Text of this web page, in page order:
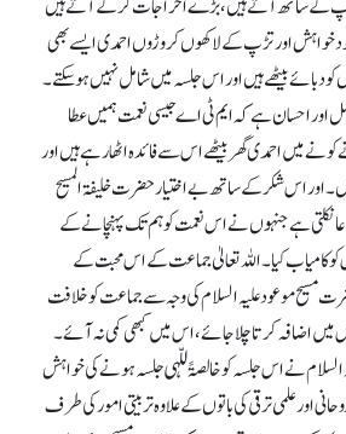
کے ساتھ آتے ہیں ، بڑے اخراجات کر کے آتے ہیں
خواہش اور تڑپ کے لاکھوں کروڑوں احمدی ایسے بھی
کو دبائے بیٹھے ہیں اور اس جلسہ میں شامل نہیں ہو سکتے۔
فضل اور احسان ہے کہ ایم ٹی اے جیسی نعمت ہمیں عطا
میں احمدی گھر بیٹھے اس سے فائدہ اٹھا رہے ہیں اور
اور اس شکر کے ساتھ بے اختیار حضرت خلیفۃ المسیح
نکلتی ہے جنہوں نے اس نعمت کو ہم تک پہنچانے کے
کامیاب کیا۔ اللہ تعالیٰ جماعت کے اس محبت کے
مسیح موعود علیہ السلام کی وجہ سے جماعت کو خلافت
میں اضافہ کرتا چلا جائے،اس میں کبھی کمی نہ آئے۔
نے اس جلسہ کو خالصۃً للّہی جلسہ ہونے کی خواہش
اور علمی ترقی کی باتوں کے علاوہ تربیتی امور کی طرف